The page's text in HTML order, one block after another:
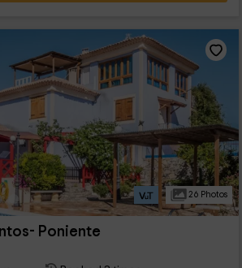
26 Photos
Poniente